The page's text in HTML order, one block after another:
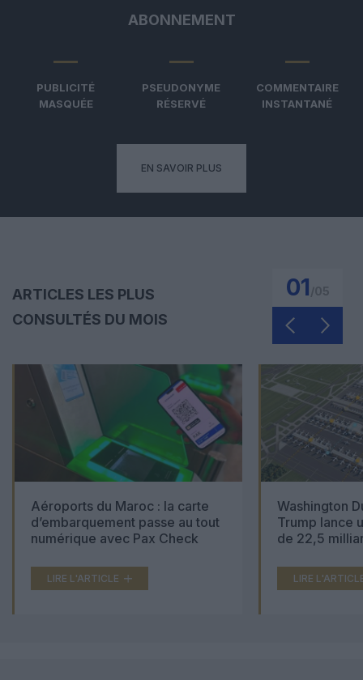
ABONNEMENT
PUBLICITÉ
MASQUÉE
PSEUDONYME
RÉSERVÉ
COMMENTAIRE
INSTANTANÉ
EN SAVOIR PLUS
ARTICLES LES PLUS
CONSULTÉS DU MOIS
01
Aéroports du Maroc : la carte
d’embarquement passe au tout
numérique avec Pax Check
LIRE L'ARTICLE
Washington
Trump lance
de 22,5
LIRE